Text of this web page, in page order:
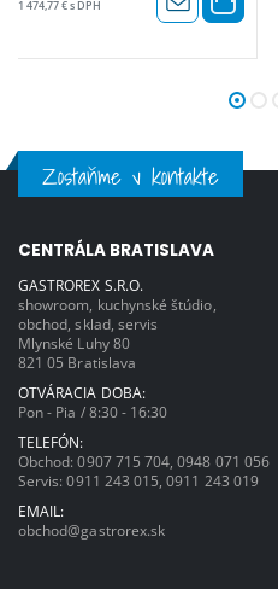
pomer zmesi a recept môžete nastaviť
24 x 33 x 48 - príkon: 1465 W / 230 V -
1 474,77 € s DPH
Zostaňme v kontakte
CENTRÁLA BRATISLAVA
GASTROREX S.R.O.
showroom, kuchynské štúdio,
obchod, sklad, servis
Mlynské Luhy 80
821 05 Bratislava
OTVÁRACIA DOBA:
Pon - Pia / 8:30 - 16:30
TELEFÓN:
Obchod:0907 715 704 ,0948 071 056
Servis:0911 243 015 ,0911 243 019
EMAIL:
obchod@gastrorex.sk